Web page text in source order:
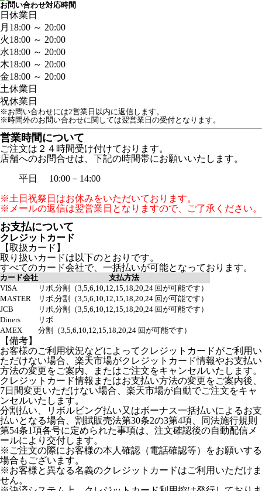
お問い合わせ対応時間
日 休業日
月 18:00 ～ 20:00
火18:00 ～ 20:00
水18:00 ～ 20:00
木18:00 ～ 20:00
金18:00 ～ 20:00
土休業日
祝休業日
※お問い合わせには2営業日以内に返信します。
※時間外のお問い合わせに関しては翌営業日の受付となります。
営業時間について
ご注文は２４時間受け付けております。
店舗へのお問合せは、下記の時間帯にお願いいたします。
平日 10:00－14:00
※土日祝祭日はお休みをいただいております。
※メールの返信は翌営業日となりますので、ご了承ください。
お支払について
クレジットカード
【取扱カード】
取り扱いカードは以下のとおりです。
すべてのカード会社で、一括払いが可能となっております。
カード会社
支払方法
VISA
リボ,分割（3,5,6,10,12,15,18,20,24 回が可能です）
MASTER
リボ,分割（3,5,6,10,12,15,18,20,24 回が可能です）
JCB
リボ,分割（3,5,6,10,12,15,18,20,24 回が可能です）
Diners
リボ
AMEX
分割（3,5,6,10,12,15,18,20,24 回が可能です）
【備考】
お客様のご利用状況などによってクレジットカードがご利用い
ただけない場合、楽天市場がクレジットカード情報やお支払い
方法の変更をご案内、またはご注文をキャンセルいたします。
クレジットカード情報またはお支払い方法の変更をご案内後、
7日間変更いただけない場合、楽天市場が自動でご注文をキャ
ンセルいたします。
分割払い、リボルビング払い又はボーナス一括払いによるお支
払いとなる場合、割賦販売法第30条2の3第4項、同法施行規則
第54条1項各号に定められた事項は、注文確認後の自動配信メ
ールにより交付します。
※ご注文の際にお客様の本人確認（電話確認等）をお願いする
場合もございます。
※お客様と異なる名義のクレジットカードはご利用いただけま
せん。